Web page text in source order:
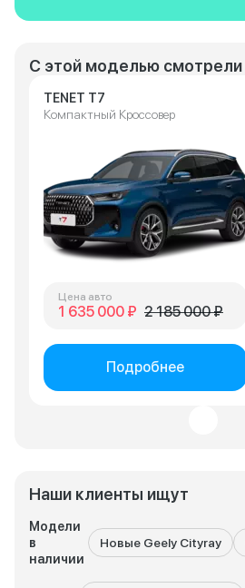
Наши клиенты ищут
Модели
в
наличии
Новые Geely Cityray
С этой моделью смотрели
TENET T7
Компактный Кроссовер
Цена авто
1 635 000 ₽ 2 185 000 ₽
Подробнее